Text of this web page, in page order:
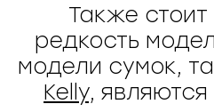
Также стоит
редкость
модели сумок,
Kelly,